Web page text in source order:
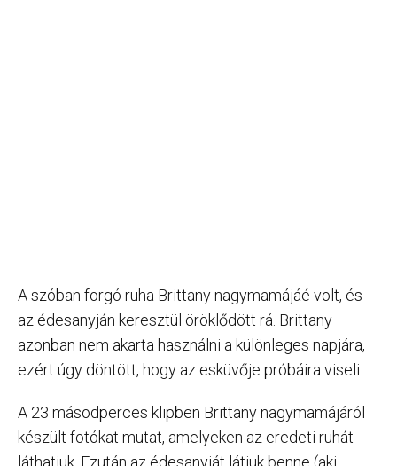
A szóban forgó ruha Brittany nagymamájáé volt, és
az édesanyján keresztül öröklődött rá. Brittany
azonban nem akarta használni a különleges napjára,
ezért úgy döntött, hogy az esküvője próbáira viseli.
A 23 másodperces klipben Brittany nagymamájáról
készült fotókat mutat, amelyeken az eredeti ruhát
láthatjuk. Ezután az édesanyját látjuk benne (aki